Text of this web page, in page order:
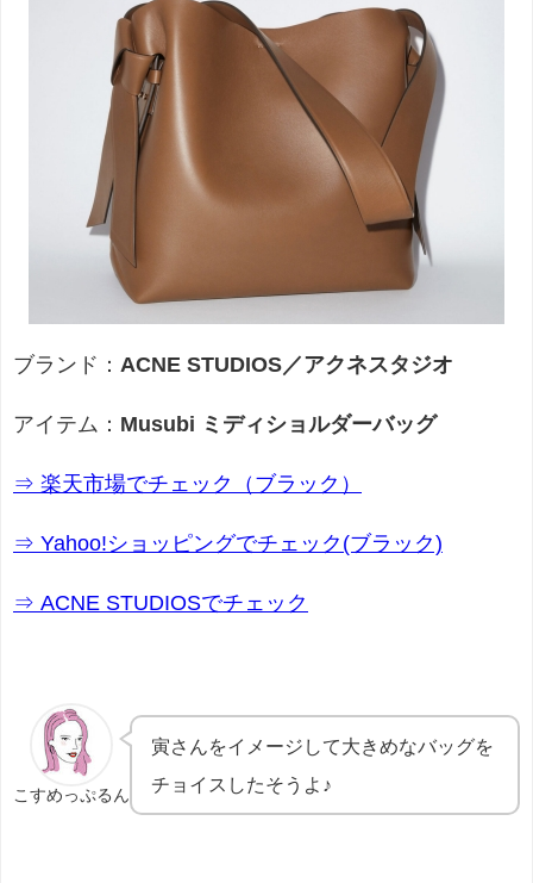
ブランド： ACNE STUDIOS／アクネスタジオ
アイテム： Musubi ミディショルダーバッグ
⇒ 楽天市場でチェック（ブラック）
⇒ Yahoo!ショッピングでチェック(ブラック)
⇒ ACNE STUDIOSでチェック
こすめっぷるん
寅さんをイメージして大きめなバッグを
チョイスしたそうよ♪